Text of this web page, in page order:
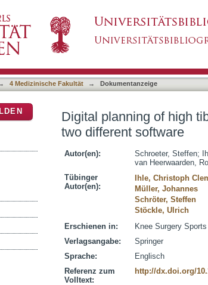
4 Medizinische Fakultät → Dokumentanzeige
Digital planning of high
two different software
Autor(en): Schroeter, Steffen;
van Heerwaarden,
Tübinger
Autor(en):
Ihle, Christoph
Müller, Johannes
Schröter, Steffen
Stöckle, Ulrich
Erschienen in:
Knee Surgery
Verlagsangabe:
Springer
Sprache:
Englisch
Referenz zum
Volltext:
http://dx.doi.org/